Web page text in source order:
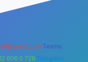
Teams:
606 0 726 Telegram: